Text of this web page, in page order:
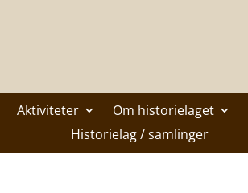
Aktiviteter Om historielaget
Historielag / samlinger